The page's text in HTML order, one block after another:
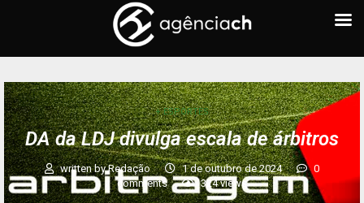
+ ESPORTES
DA da LDJ divulga escala de árbitros
written byRedação 1 de outubro de 2024
0
comments
324views